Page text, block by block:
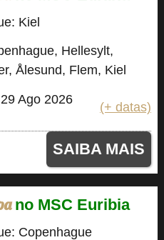
Kiel
Hellesylt,
Ålesund, Flem, Kiel
Ago 2026
(+ datas)
SAIBA MAIS
no MSC Euribia
Copenhague